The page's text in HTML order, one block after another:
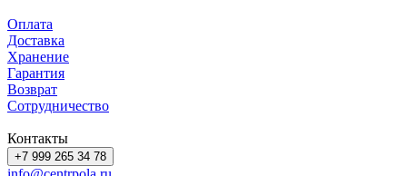
Оплата
Доставка
Хранение
Гарантия
Возврат
Сотрудничество
Контакты
+7 999 265 34 78